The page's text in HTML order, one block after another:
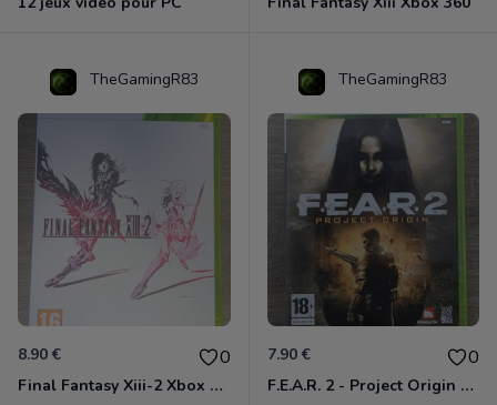
TheGamingR83
8.90 € 0
Final Fantasy Xiii-2 Xbox 360
TheGamingR83
7.90 € 0
F.E.A.R. 2 - Project Origin Xbox 360